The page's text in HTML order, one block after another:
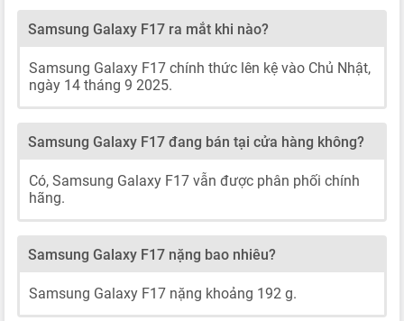
Samsung Galaxy F17 ra mắt khi nào?
Samsung Galaxy F17 chính thức lên kệ vào Chủ Nhật,
ngày 14 tháng 9 2025.
Samsung Galaxy F17 đang bán tại cửa hàng không?
Có, Samsung Galaxy F17 vẫn được phân phối chính
hãng.
Samsung Galaxy F17 nặng bao nhiêu?
Samsung Galaxy F17 nặng khoảng 192 g.